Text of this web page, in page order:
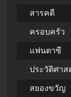
สารคดี
ครอบครัว
แฟนตาซี
ประวัติศาส
สยองขวัญ